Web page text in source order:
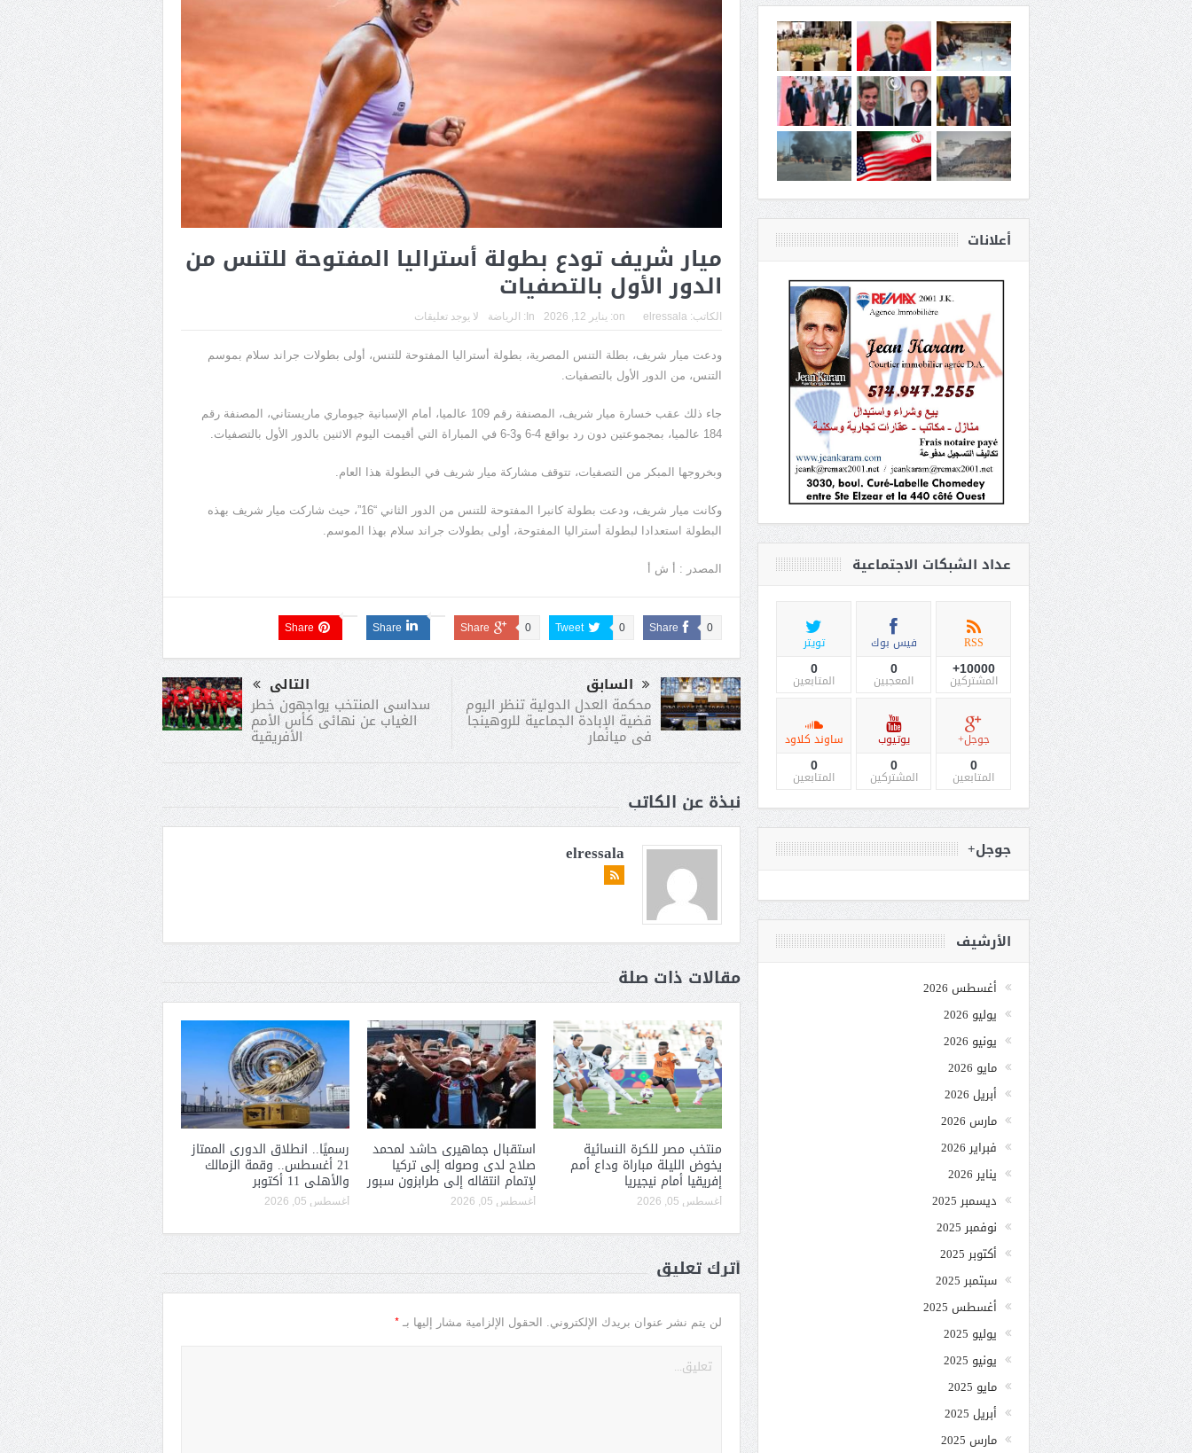
ميار شريف تودع بطولة أستراليا المفتوحة للتنس من
الدور الأول بالتصفيات
الكاتب: elressala
on: يناير 12, 2026 In: الرياضة لا يوجد تعليقات
ودعت ميار شريف، بطلة التنس المصرية، بطولة أستراليا المفتوحة للتنس، أولى بطولات جراند سلام بموسم
التنس، من الدور الأول بالتصفيات.
جاء ذلك عقب خسارة ميار شريف، المصنفة رقم 109 عالميا، أمام الإسبانية جيوماري ماريستاني، المصنفة رقم
184 عالميا، بمجموعتين دون رد بواقع 4-6 و3-6 في المباراة التي أقيمت اليوم الاثنين بالدور الأول بالتصفيات.
وبخروجها المبكر من التصفيات، تتوقف مشاركة ميار شريف في البطولة هذا العام.
وكانت ميار شريف، ودعت بطولة كانبرا المفتوحة للتنس من الدور الثاني “16”، حيث شاركت ميار شريف بهذه
البطولة استعدادا لبطولة أستراليا المفتوحة، أولى بطولات جراند سلام بهذا الموسم.
المصدر : أ ش أ
Share 0
Tweet 0
Share 0
Share
Share
السابق
محكمة العدل الدولية تنظر اليوم
قضية الإبادة الجماعية للروهينجا
فى ميانمار
التالى
سداسى المنتخب يواجهون خطر
الغياب عن نهائى كأس الأمم
الأفريقية
نبذة عن الكاتب
elressala
مقالات ذات صلة
منتخب مصر للكرة النسائية
يخوض الليلة مباراة وداع أمم
إفريقيا أمام نيجيريا
أغسطس 05, 2026
استقبال جماهيرى حاشد لمحمد
صلاح لدى وصوله إلى تركيا
لإتمام انتقاله إلى طرابزون سبور
أغسطس 05, 2026
رسميًا.. انطلاق الدورى الممتاز
21 أغسطس.. وقمة الزمالك
والأهلى 11 أكتوبر
أغسطس 05, 2026
أترك تعليق
لن يتم نشر عنوان بريدك الإلكتروني. الحقول الإلزامية مشار إليها بـ *
أعلانات
عداد الشبكات الاجتماعية
RSS
10000+
المشتركين
فيس بوك
0
المعجبين
تويتر
0
المتابعين
جوجل+
0
المتابعين
يوتيوب
0
المشتركين
ساوند كلاود
0
المتابعين
جوجل+
الأرشيف
أغسطس 2026
يوليو 2026
يونيو 2026
مايو 2026
أبريل 2026
مارس 2026
فبراير 2026
يناير 2026
ديسمبر 2025
نوفمبر 2025
أكتوبر 2025
سبتمبر 2025
أغسطس 2025
يوليو 2025
يونيو 2025
مايو 2025
أبريل 2025
مارس 2025